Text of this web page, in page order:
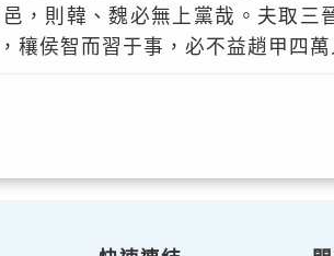
，則韓、魏必無上黨哉。夫取
穰侯智而習于事，必不益趙甲四萬